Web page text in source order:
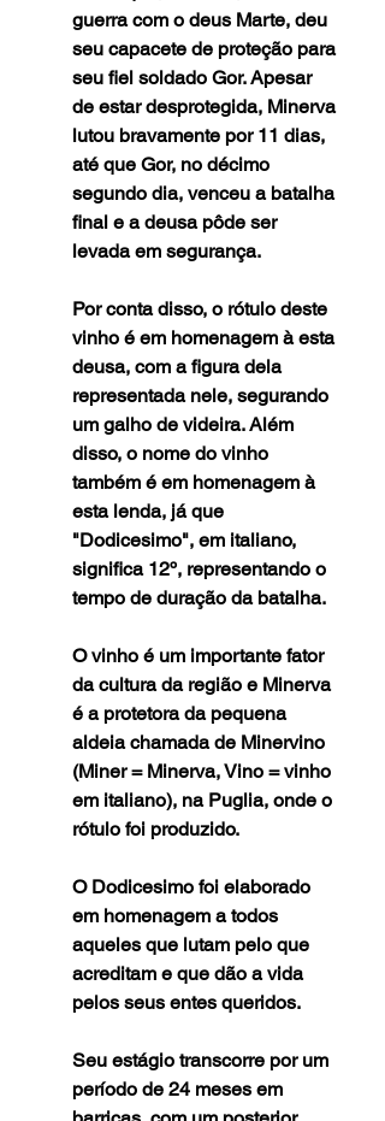
guerra com o deus Marte, deu
seu capacete de proteção para
seu fiel soldado Gor. Apesar
de estar desprotegida, Minerva
lutou bravamente por 11 dias,
até que Gor, no décimo
segundo dia, venceu a batalha
final e a deusa pôde ser
levada em segurança.
Por conta disso, o rótulo deste
vinho é em homenagem à esta
deusa, com a figura dela
representada nele, segurando
um galho de videira. Além
disso, o nome do vinho
também é em homenagem à
esta lenda, já que
"Dodicesimo", em italiano,
significa 12º, representando o
tempo de duração da batalha.
O vinho é um importante fator
da cultura da região e Minerva
é a protetora da pequena
aldeia chamada de Minervino
(Miner = Minerva, Vino = vinho
em italiano), na Puglia, onde o
rótulo foi produzido.
O Dodicesimo foi elaborado
em homenagem a todos
aqueles que lutam pelo que
acreditam e que dão a vida
pelos seus entes queridos.
Seu estágio transcorre por um
período de 24 meses em